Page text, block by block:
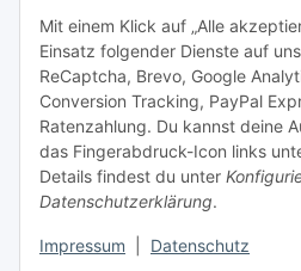
Mit einem Klick auf „Alle
Einsatz folgender Dienste auf
ReCaptcha, Brevo, Google
Conversion Tracking, PayPal
Ratenzahlung. Du kannst deine
das Fingerabdruck-Icon links
Details findest du unter
Datenschutzerklärung.
Impressum Datenschutz
Telefon
+49 (0) 4661 2875
E-Mail
info@wagyuzucht-
Folge uns
Instagram
Facebook